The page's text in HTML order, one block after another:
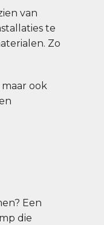
van
te
Zo
ook
Een
die